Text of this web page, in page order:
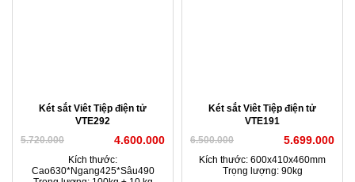
Két sắt Viêt Tiệp điện tử
VTE292
5.720.000
4.600.000
Kích thước:
Cao630*Ngang425*Sâu490
Két sắt Viêt Tiệp điện tử
VTE191
6.500.000
5.699.000
Kích thước: 600x410x460mm
Trọng lượng: 90kg